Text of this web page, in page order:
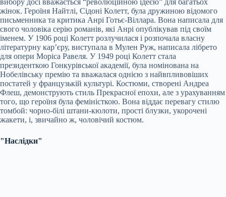
вибору досі вважається “революційною ідеєю” для багатьох
жінок. Героїня Найтлі, Сідоні Колетт, була дружиною відомого
письменника та критика Анрі Готьє-Віллара. Вона написала для
свого чоловіка серію романів, які Анрі опублікував під своїм
іменем. У 1906 році Колетт розлучилася і розпочала власну
літературну кар’єру, виступала в Мулен Руж, написала лібрето
для опери Моріса Равеля. У 1949 році Колетт стала
президенткою Гонкурівської академії, була номінована на
Нобелівську премію та вважалася однією з найвпливовіших
постатей у французькій культурі. Костюми, створені Андреа
Флеш, демонструють стиль Прекрасної епохи, але з урахуванням
того, що героїня була феміністкою. Вона віддає перевагу стилю
томбой: чорно-білі штани-кюлоти, прості блузки, укорочені
жакети, і, звичайно ж, чоловічий костюм.
"Наслідки"